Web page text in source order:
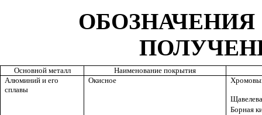
Основной металл
Наименование покрытия
Алюминий и его
сплавы
Окисное
Борная